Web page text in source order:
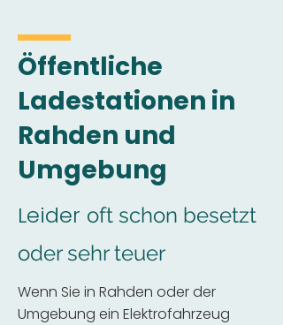
Öffentliche
Ladestationen in
Rahden und
Umgebung
Leider oft schon besetzt
oder sehr teuer
Wenn Sie in Rahden oder der
Umgebung ein Elektrofahrzeug